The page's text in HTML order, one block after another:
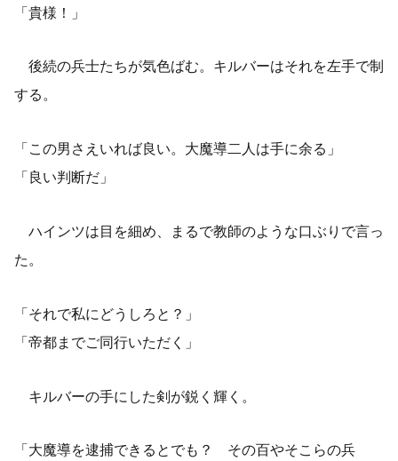
「貴様！」
後続の兵士たちが気色ばむ。キルバーはそれを左手で制
する。
「この男さえいれば良い。大魔導二人は手に余る」
「良い判断だ」
ハインツは目を細め、まるで教師のような口ぶりで言っ
た。
「それで私にどうしろと？」
「帝都までご同行いただく」
キルバーの手にした剣が鋭く輝く。
「大魔導を逮捕できるとでも？ その百やそこらの兵